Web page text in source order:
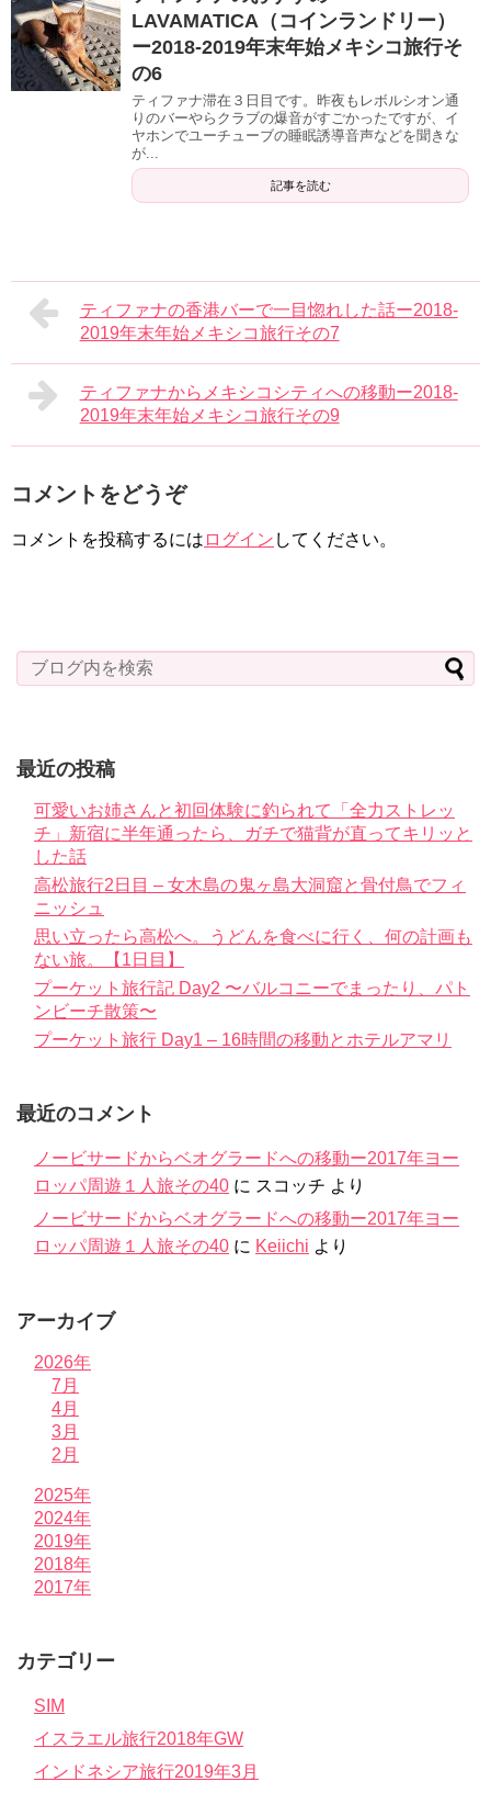
LAVAMATICA（コインランドリー）
ー2018-2019年末年始メキシコ旅行そ
の6
ティファナ滞在３日目です。昨夜もレボルシオン通
りのバーやらクラブの爆音がすごかったですが、イ
ヤホンでユーチューブの睡眠誘導音声などを聞きな
が...
記事を読む
ティファナの香港バーで一目惚れした話ー2018-
2019年末年始メキシコ旅行その7
ティファナからメキシコシティへの移動ー2018-
2019年末年始メキシコ旅行その9
コメントをどうぞ
コメントを投稿するには ログイン してください。
最近の投稿
可愛いお姉さんと初回体験に釣られて「全力ストレッ
チ」新宿に半年通ったら、ガチで猫背が直ってキリッと
した話
高松旅行2日目 – 女木島の鬼ヶ島大洞窟と骨付鳥でフィ
ニッシュ
思い立ったら高松へ。うどんを食べに行く、何の計画も
ない旅。【1日目】
プーケット旅行記 Day2 〜バルコニーでまったり、パト
ンビーチ散策〜
プーケット旅行 Day1 – 16時間の移動とホテルアマリ
最近のコメント
ノービサードからベオグラードへの移動ー2017年ヨー
ロッパ周遊１人旅その40 に スコッチ より
ノービサードからベオグラードへの移動ー2017年ヨー
ロッパ周遊１人旅その40 に Keiichi より
アーカイブ
2026年
7月
4月
3月
2月
2025年
2024年
2019年
2018年
2017年
カテゴリー
SIM
イスラエル旅行2018年GW
インドネシア旅行2019年3月